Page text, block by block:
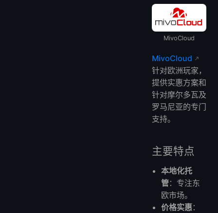
MivoCloud
MivoCloud
针对欧洲玩家，
提供实惠方案和
针对摩尔多瓦及
罗马尼亚的专门
支持。
主要特点
本地化托
管：专注东
欧市场。
价格实惠：